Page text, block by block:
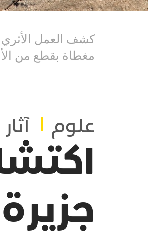
كشف العمل الأثري
مغطاة بقطع من
علوم آثار